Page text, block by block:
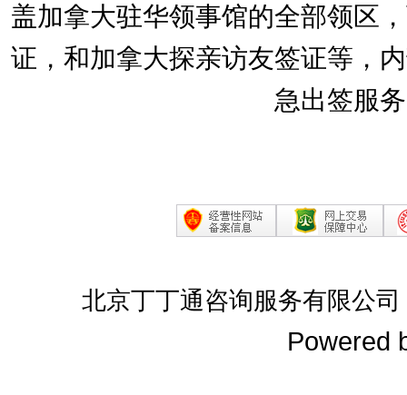
盖加拿大驻华领事馆的全部领区
证，和加拿大探亲访友签证等，
急出签服
北京丁丁通咨询服务有限公
Powered